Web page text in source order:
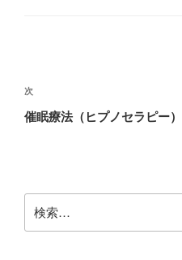
稿
ナ
シ
ョ
次
の
次
催眠療法（ヒプノセラピー
索: